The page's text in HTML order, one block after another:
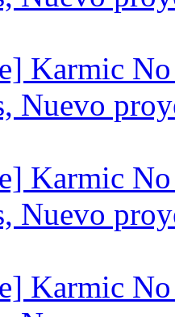
Karmic
Nuevo
Karmic
Nuevo
Karmic